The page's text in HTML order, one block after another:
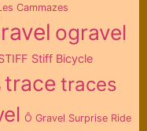
Cammazes
ogravel
Stiff Bicycle
trace traces
Ô Gravel Surprise Ride